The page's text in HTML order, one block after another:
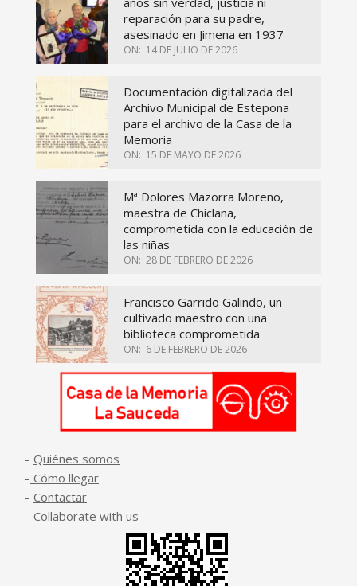
reparación para su padre,
asesinado en Jimena en 1937
ON: 14 DE JULIO DE 2026
Documentación digitalizada del
Archivo Municipal de Estepona
para el archivo de la Casa de la
Memoria
ON: 15 DE MAYO DE 2026
Mª Dolores Mazorra Moreno,
maestra de Chiclana,
comprometida con la educación de
las niñas
ON: 28 DE FEBRERO DE 2026
Francisco Garrido Galindo, un
cultivado maestro con una
biblioteca comprometida
ON: 6 DE FEBRERO DE 2026
– Quiénes somos
– Cómo llegar
– Contactar
– Collaborate with us